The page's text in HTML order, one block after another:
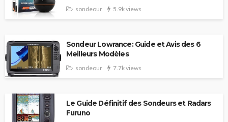
sondeour 5.9k views
Sondeur Lowrance: Guide et Avis des 6
Meilleurs Modèles
sondeour 7.7k views
Le Guide Définitif des Sondeurs et Radars
Furuno